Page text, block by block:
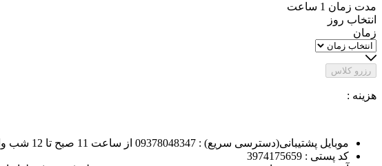
مدت زمان 1 ساعت
انتخاب روز
زمان
رزرو کلاس
هزینه :
موبایل پشتیبانی(دسترسی سریع) : 09378048347 از ساعت 11 صبح تا 12 شب واتس آپ
کد پستی : 3974175659